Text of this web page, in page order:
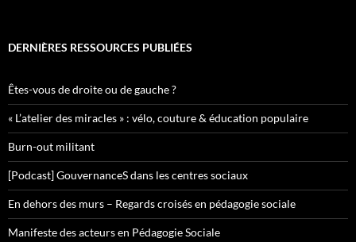
DERNIÈRES RESSOURCES PUBLIÉES
Êtes-vous de droite ou de gauche ?
« L’atelier des miracles » : vélo, couture & éducation populaire
Burn-out militant
[Podcast] GouvernanceS dans les centres sociaux
En dehors des murs – Regards croisés en pédagogie sociale
Manifeste des acteurs en Pédagogie Sociale